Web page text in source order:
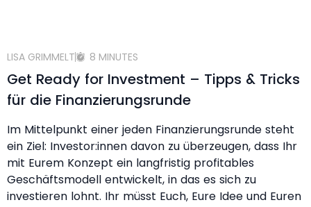
LISA GRIMMELT 8 MINUTES
Get Ready for Investment – Tipps & Tricks
für die Finanzierungsrunde
Im Mittelpunkt einer jeden Finanzierungsrunde steht
ein Ziel: Investor:innen davon zu überzeugen, dass Ihr
mit Eurem Konzept ein langfristig profitables
Geschäftsmodell entwickelt, in das es sich zu
investieren lohnt. Ihr müsst Euch, Eure Idee und Euren